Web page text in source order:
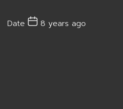
Date 8 years ago